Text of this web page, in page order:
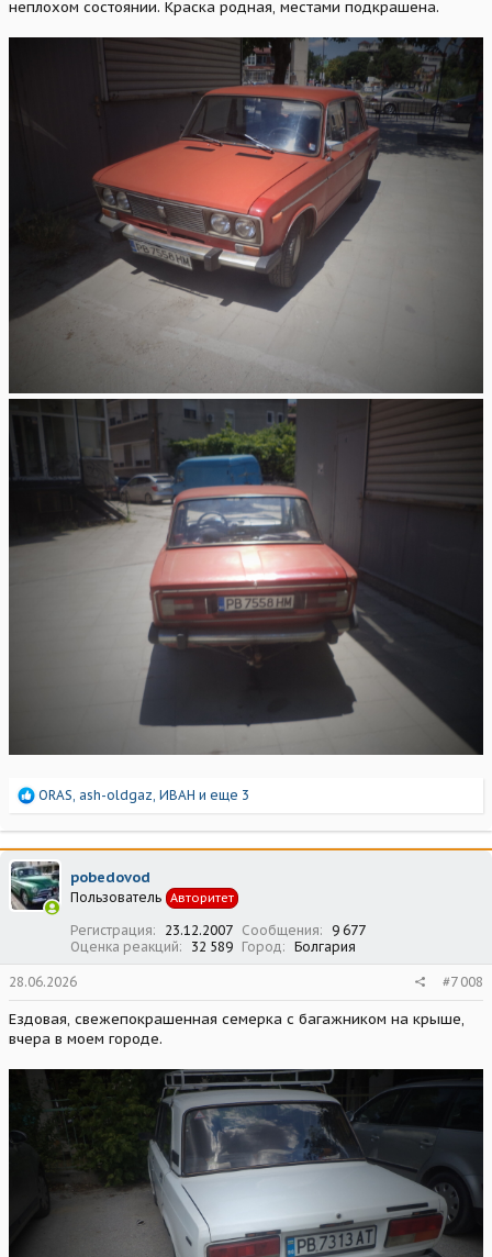
неплохом состоянии. Краска родная, местами подкрашена.
Р
а
к
ц
и
и
ORAS ash-oldgaz ИВАН и еще 3
pobedovod
Пользователь Авторитет
Регистрация 23.12.2007 Сообщения
9 677
Оценка реакций
32 589 Город Болгария
28.06.2026 #7 008
Ездовая, свежепокрашенная семерка с багажником на крыше,
вчера в моем городе.